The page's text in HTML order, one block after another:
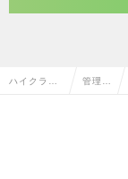
ハイクラス 管理部